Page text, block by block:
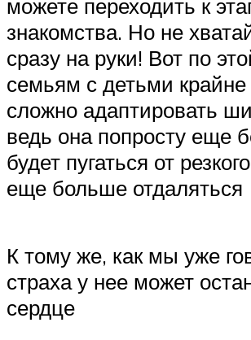
можете переходить к
знакомства. Но не
сразу на руки! Вот по
семьям с детьми крайне
сложно адаптировать
ведь она попросту еще
будет пугаться от
еще больше отдаляться
К тому же, как мы уже
страха у нее может
сердце